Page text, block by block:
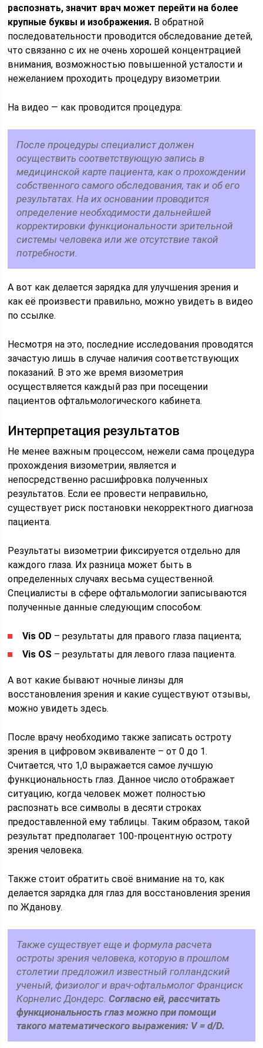
распознать, значит врач может перейти на более
крупные буквы и изображения. В обратной
последовательности проводится обследование детей,
что связанно с их не очень хорошей концентрацией
внимания, возможностью повышенной усталости и
нежеланием проходить процедуру визометрии.
На видео — как проводится процедура:
После процедуры специалист должен
осуществить соответствующую запись в
медицинской карте пациента, как о прохождении
собственного самого обследования, так и об его
результатах. На их основании проводится
определение необходимости дальнейшей
корректировки функциональности зрительной
системы человека или же отсутствие такой
потребности.
А вот как делается зарядка для улучшения зрения и
как её произвести правильно, можно увидеть в видео
по ссылке.
Несмотря на это, последние исследования проводятся
зачастую лишь в случае наличия соответствующих
показаний. В это же время визометрия
осуществляется каждый раз при посещении
пациентов офтальмологического кабинета.
Интерпретация результатов
Не менее важным процессом, нежели сама процедура
прохождения визометрии, является и
непосредственно расшифровка полученных
результатов. Если ее провести неправильно,
существует риск постановки некорректного диагноза
пациента.
Результаты визометрии фиксируется отдельно для
каждого глаза. Их разница может быть в
определенных случаях весьма существенной.
Специалисты в сфере офтальмологии записываются
полученные данные следующим способом:
Vis OD – результаты для правого глаза пациента;
Vis OS – результаты для левого глаза пациента.
А вот какие бывают ночные линзы для
восстановления зрения и какие существуют отзывы,
можно увидеть здесь.
После врачу необходимо также записать остроту
зрения в цифровом эквиваленте – от 0 до 1.
Считается, что 1,0 выражается самое лучшую
функциональность глаз. Данное число отображает
ситуацию, когда человек может полностью
распознать все символы в десяти строках
предоставленной ему таблицы. Таким образом, такой
результат предполагает 100-процентную остроту
зрения человека.
Также стоит обратить своё внимание на то, как
делается зарядка для глаз для восстановления зрения
по Жданову.
Также существует еще и формула расчета
остроты зрения человека, которую в прошлом
столетии предложил известный голландский
ученый, физиолог и врач-офтальмолог Франциск
Корнелис Дондерс.Согласно ей, рассчитать
функциональность глаз можно при помощи
такого математического выражения: V = d/D.